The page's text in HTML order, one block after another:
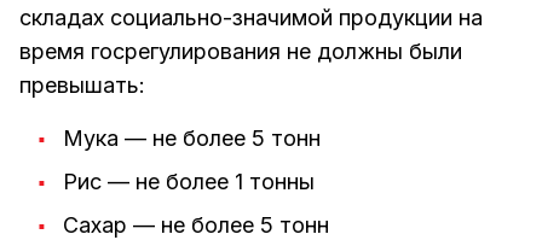
складах социально-значимой продукции на
время госрегулирования не должны были
превышать:
Мука — не более 5 тонн
Рис — не более 1 тонны
Сахар — не более 5 тонн